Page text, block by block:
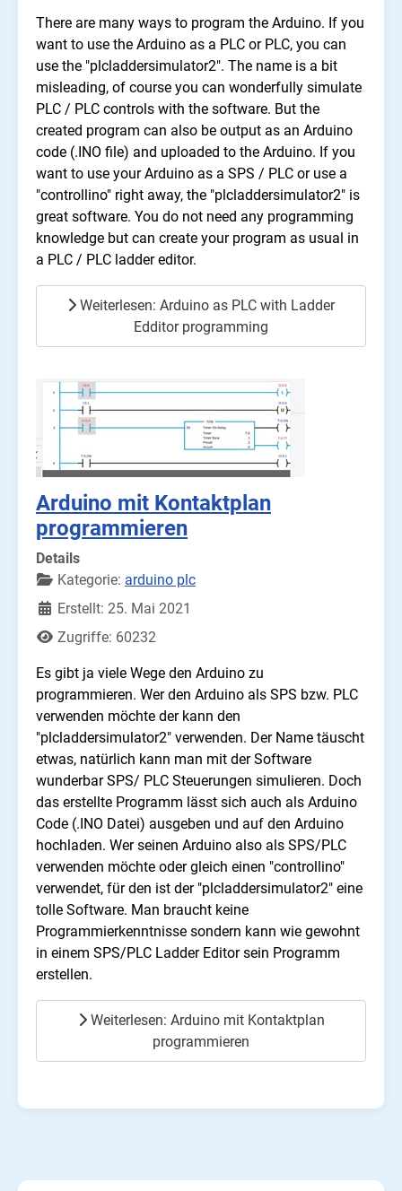
There are many ways to program the Arduino. If you
want to use the Arduino as a PLC or PLC, you can
use the "plcladdersimulator2". The name is a bit
misleading, of course you can wonderfully simulate
PLC / PLC controls with the software. But the
created program can also be output as an Arduino
code (.INO file) and uploaded to the Arduino. If you
want to use your Arduino as a SPS / PLC or use a
"controllino" right away, the "plcladdersimulator2" is
great software. You do not need any programming
knowledge but can create your program as usual in
a PLC / PLC ladder editor.
Weiterlesen: Arduino as PLC with Ladder
Edditor programming
Arduino mit Kontaktplan
programmieren
Details
Kategorie: arduino plc
Erstellt: 25. Mai 2021
Zugriffe: 60232
Es gibt ja viele Wege den Arduino zu
programmieren. Wer den Arduino als SPS bzw. PLC
verwenden möchte der kann den
"plcladdersimulator2" verwenden. Der Name täuscht
etwas, natürlich kann man mit der Software
wunderbar SPS/ PLC Steuerungen simulieren. Doch
das erstellte Programm lässt sich auch als Arduino
Code (.INO Datei) ausgeben und auf den Arduino
hochladen. Wer seinen Arduino also als SPS/PLC
verwenden möchte oder gleich einen "controllino"
verwendet, für den ist der "plcladdersimulator2" eine
tolle Software. Man braucht keine
Programmierkenntnisse sondern kann wie gewohnt
in einem SPS/PLC Ladder Editor sein Programm
erstellen.
Weiterlesen: Arduino mit Kontaktplan
programmieren